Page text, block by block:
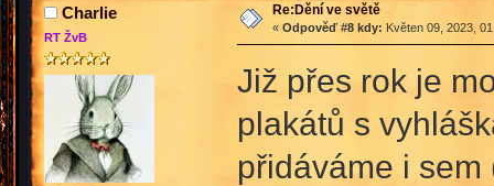
Charlie
RT ŽvB
Re:Dění ve světě
« Odpověď #8 kdy: Květen 09, 2023,
Již přes rok je
plakátů s
přidáváme i